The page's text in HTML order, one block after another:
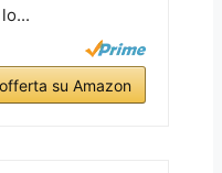
su Amazon